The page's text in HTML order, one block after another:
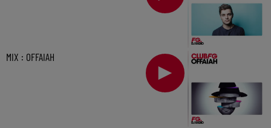
MIX : OFFAIAH